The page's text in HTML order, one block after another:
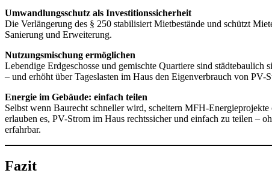
Umwandlungsschutz als Investitionssicherheit
Die Verlängerung des § 250 stabilisiert Mietbestände und schützt
Sanierung und Erweiterung.
Nutzungsmischung ermöglichen
Lebendige Erdgeschosse und gemischte Quartiere sind
– und erhöht über Tageslasten im Haus den Eigenverbrauch von PV-
Energie im Gebäude: einfach teilen
Selbst wenn Baurecht schneller wird, scheitern MFH-
erlauben es, PV-Strom im Haus rechtssicher und einfach zu teilen –
erfahrbar.
Fazit